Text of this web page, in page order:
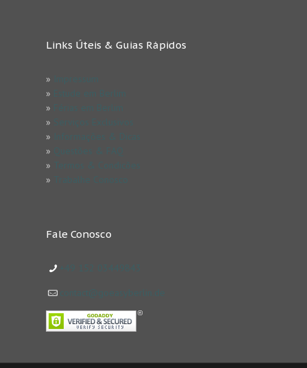
Links Úteis & Guias Rápidos
»
»
»
»
»
»
»
»
Fale Conosco